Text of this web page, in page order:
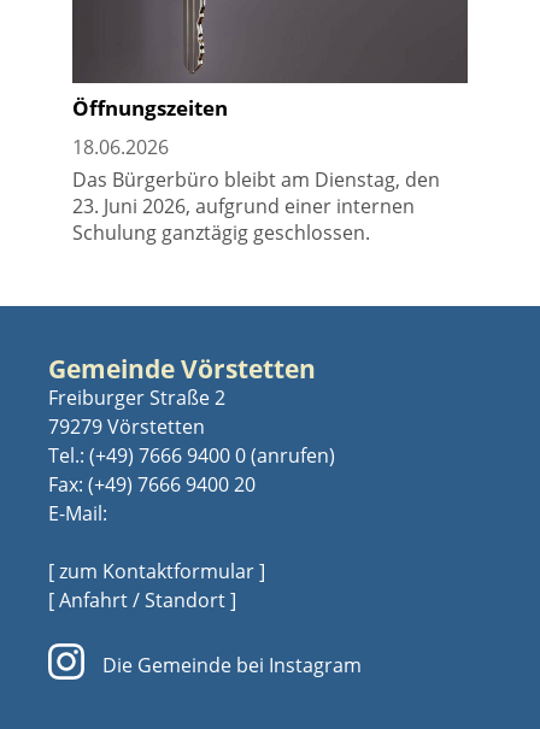
Öffnungszeiten
18.06.2026
Das Bürgerbüro bleibt am Dienstag, den
23. Juni 2026, aufgrund einer internen
Schulung ganztägig geschlossen.
Gemeinde Vörstetten
Freiburger Straße 2
79279 Vörstetten
Tel.: (+49) 7666 9400 0
Fax: (+49) 7666 9400 20
E-Mail:
[ zum Kontaktformular ]
[ Anfahrt / Standort ]
Die Gemeinde bei Instagram